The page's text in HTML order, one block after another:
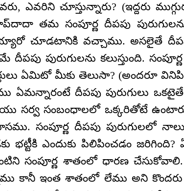
ఎవరిని చూస్తున్నారు? (ఇద్దరు
తమ సంపూర్ణ దీపపు పురుగులను
చూడటానికి వచ్చాము. అసలైతే దీపపు
పురుగులను కలుస్తుంది.
ఏమిటో మీకు తెలుసా? (అందరూ
ఏమన్నారంటే దీపపు పురుగులు
సర్వ సంబంధాలలో ఒక్కరితోటే
సంపూర్ణ దీపపు పురుగులలో
భట్టీకి ఎందుకు పిలిపించడం
సంపూర్ణ శాతంలో ధారణ చేసుకోవాలి.
కానీ ఇంత శాతంలో లేము అని